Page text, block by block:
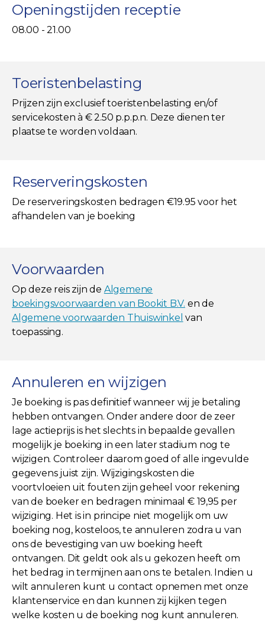
Openingstijden receptie
08.00 - 21.00
Toeristenbelasting
Prijzen zijn exclusief toeristenbelasting en/of
servicekosten à € 2.50 p.p.p.n. Deze dienen ter
plaatse te worden voldaan.
Reserveringskosten
De reserveringskosten bedragen €19.95 voor het
afhandelen van je boeking
Voorwaarden
Op deze reis zijn de Algemene
boekingsvoorwaarden van Bookit B.V. en de
Algemene voorwaarden Thuiswinkel van
toepassing.
Annuleren en wijzigen
Je boeking is pas definitief wanneer wij je betaling
hebben ontvangen. Onder andere door de zeer
lage actieprijs is het slechts in bepaalde gevallen
mogelijk je boeking in een later stadium nog te
wijzigen. Controleer daarom goed of alle ingevulde
gegevens juist zijn. Wijzigingskosten die
voortvloeien uit fouten zijn geheel voor rekening
van de boeker en bedragen minimaal € 19,95 per
wijziging. Het is in principe niet mogelijk om uw
boeking nog, kosteloos, te annuleren zodra u van
ons de bevestiging van uw boeking heeft
ontvangen. Dit geldt ook als u gekozen heeft om
het bedrag in termijnen aan ons te betalen. Indien u
wilt annuleren kunt u contact opnemen met onze
klantenservice en dan kunnen zij kijken tegen
welke kosten u de boeking nog kunt annuleren.